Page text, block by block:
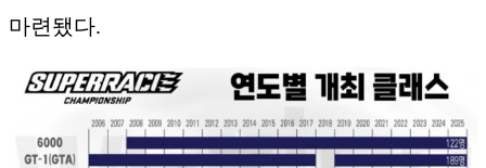
마련됐다.